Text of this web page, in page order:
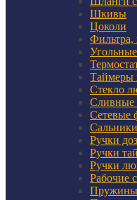
Шкивы
Цоколи
Фильтра,
Таймеры
Стекло
Сливные
Сетевые
Сальники
Ручки
Ручки
Ручки
Рабочие
Пружины